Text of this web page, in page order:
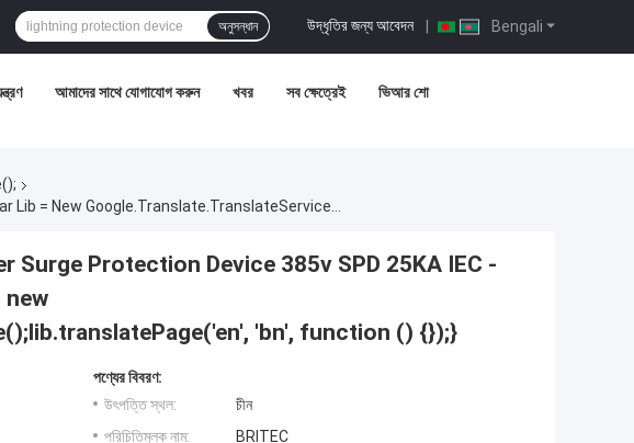
Bengali
উদ্ধৃতির জন্য আবেদন |
অনুসন্ধান
আমাদের সাথে যোগাযোগ করুন খবর সব ক্ষেত্রেই ভিআর শো
Surge Protection Device 385v SPD 25KA IEC -
'bn', function () {});}
পণ্যের বিবরণ:
উৎপত্তি স্থল:
চীন
পরিচিতিমুলক নাম:
BRITEC